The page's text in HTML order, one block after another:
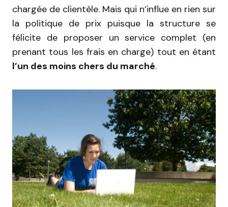
chargée de clientèle. Mais qui n’influe en rien sur
la politique de prix puisque la structure se
félicite de proposer un service complet (en
prenant tous les frais en charge) tout en étant
l’un des moins chers du marché.